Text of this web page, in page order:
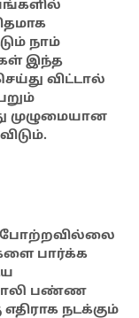
நாம்
இந்த
விட்டால்
முழுமையான
பார்க்க
பண்ண
நடக்கும்